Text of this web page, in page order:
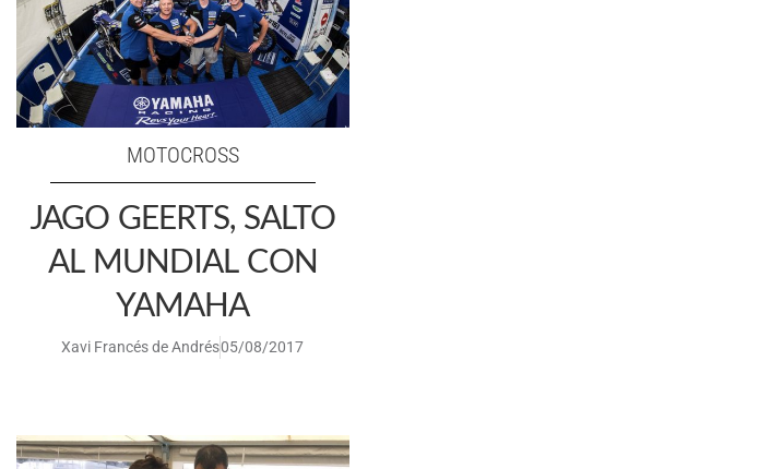
MOTOCROSS
JAGO GEERTS, SALTO
AL MUNDIAL CON
YAMAHA
Xavi Francés de Andrés05/08/2017